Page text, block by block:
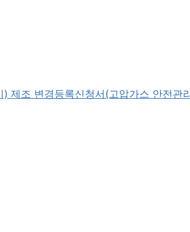
제조 변경등록신청서(고압가스 안전관